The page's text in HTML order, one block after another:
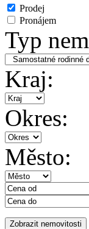
Prodej
Pronájem
Typ
Kraj:
Okres:
Město: